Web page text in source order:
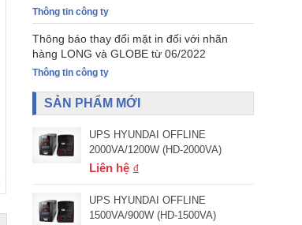
Thông tin công ty
Thông báo thay đổi mặt in đối với nhãn
hàng LONG và GLOBE từ 06/2022
Thông tin công ty
SẢN PHẨM MỚI
UPS HYUNDAI OFFLINE
2000VA/1200W (HD-2000VA)
Liên hệ
UPS HYUNDAI OFFLINE
1500VA/900W (HD-1500VA)